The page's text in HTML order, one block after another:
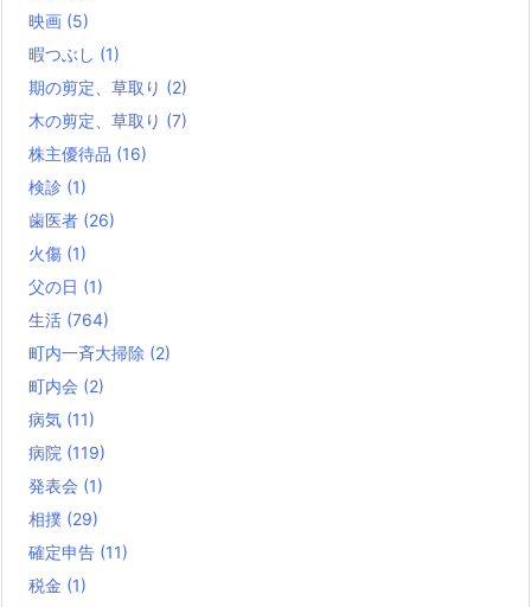
映画 (5)
暇つぶし (1)
期の剪定、草取り (2)
木の剪定、草取り (7)
株主優待品 (16)
検診 (1)
歯医者 (26)
火傷 (1)
父の日 (1)
生活 (764)
町内一斉大掃除 (2)
町内会 (2)
病気 (11)
病院 (119)
発表会 (1)
相撲 (29)
確定申告 (11)
税金 (1)